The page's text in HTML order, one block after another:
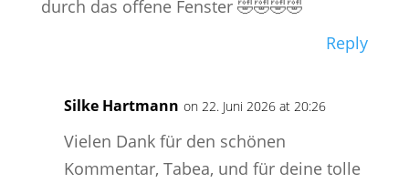
durch das offene Fenster 🤣🤣🤣🤣
Reply
Silke Hartmann on 22. Juni 2026 at 20:26
Vielen Dank für den schönen
Kommentar, Tabea, und für deine tolle